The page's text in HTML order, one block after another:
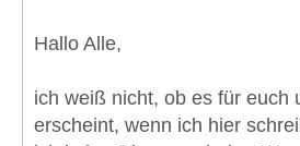
Hallo Alle,
ich weiß nicht, ob es für euch
erscheint, wenn ich hier